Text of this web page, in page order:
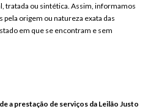
tratada ou sintética. Assim, informamos
pela origem ou natureza exata das
em que se encontram e sem
a prestação de serviços da Leilão Justo